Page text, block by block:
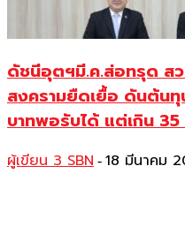
ดัชนีอุตฯมี.ค.ส่อทรุด ส
สงครามยืดเยื้อ ดันต้น
บาทพอรับได้ แต่เกิน 35
ผู้เขียน 3 SBN - 18 มีนาคม